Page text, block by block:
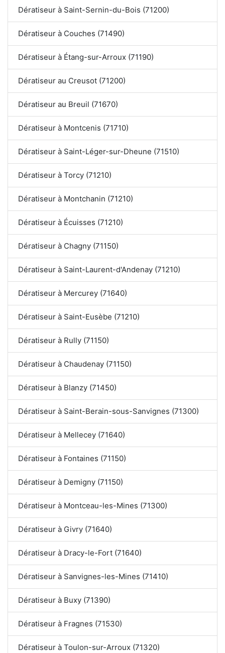
Dératiseur à Saint-Sernin-du-Bois (71200)
Dératiseur à Couches (71490)
Dératiseur à Étang-sur-Arroux (71190)
Dératiseur au Creusot (71200)
Dératiseur au Breuil (71670)
Dératiseur à Montcenis (71710)
Dératiseur à Saint-Léger-sur-Dheune (71510)
Dératiseur à Torcy (71210)
Dératiseur à Montchanin (71210)
Dératiseur à Écuisses (71210)
Dératiseur à Chagny (71150)
Dératiseur à Saint-Laurent-d'Andenay (71210)
Dératiseur à Mercurey (71640)
Dératiseur à Saint-Eusèbe (71210)
Dératiseur à Rully (71150)
Dératiseur à Chaudenay (71150)
Dératiseur à Blanzy (71450)
Dératiseur à Saint-Berain-sous-Sanvignes (71300)
Dératiseur à Mellecey (71640)
Dératiseur à Fontaines (71150)
Dératiseur à Demigny (71150)
Dératiseur à Montceau-les-Mines (71300)
Dératiseur à Givry (71640)
Dératiseur à Dracy-le-Fort (71640)
Dératiseur à Sanvignes-les-Mines (71410)
Dératiseur à Buxy (71390)
Dératiseur à Fragnes (71530)
Dératiseur à Toulon-sur-Arroux (71320)